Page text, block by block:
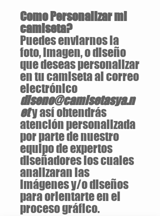
Como Personalizar mi
camiseta?
Puedes enviarnos la
foto, imagen, o diseño
que deseas personalizar
en tu camiseta al correo
electrónico
diseno@camisetasya.n
ety así obtendrás
atención personalizada
por parte de nuestro
equipo de expertos
diseñadores los cuales
analizaran las
imágenes y/o diseños
para orientarte en el
proceso gráfico.